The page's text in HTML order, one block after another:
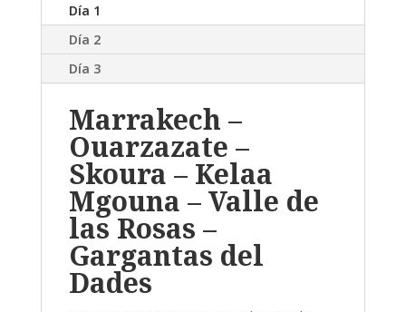
Día 1
Día 2
Día 3
Marrakech –
Ouarzazate –
Skoura – Kelaa
Mgouna – Valle de
las Rosas –
Gargantas del
Dades